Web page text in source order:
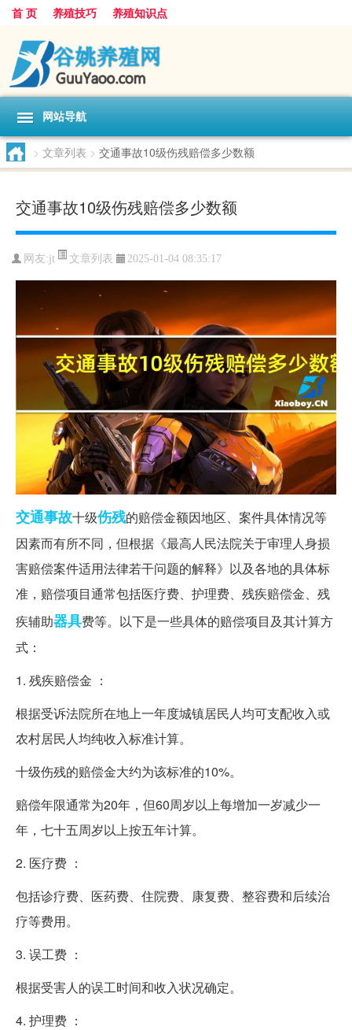
首 页 养殖技巧 养殖知识点
网站导航
> 文章列表 > 交通事故10级伤残赔偿多少数额
交通事故10级伤残赔偿多少数额
网友:jt 文章列表 2025-01-04 08:35:17
交通事故十级伤残的赔偿金额因地区、案件具体情况等
因素而有所不同，但根据《最高人民法院关于审理人身损
害赔偿案件适用法律若干问题的解释》以及各地的具体标
准，赔偿项目通常包括医疗费、护理费、残疾赔偿金、残
疾辅助器具费等。以下是一些具体的赔偿项目及其计算方
式：
1. 残疾赔偿金 ：
根据受诉法院所在地上一年度城镇居民人均可支配收入或
农村居民人均纯收入标准计算。
十级伤残的赔偿金大约为该标准的10%。
赔偿年限通常为20年，但60周岁以上每增加一岁减少一
年，七十五周岁以上按五年计算。
2. 医疗费 ：
包括诊疗费、医药费、住院费、康复费、整容费和后续治
疗等费用。
3. 误工费 ：
根据受害人的误工时间和收入状况确定。
4. 护理费 ：